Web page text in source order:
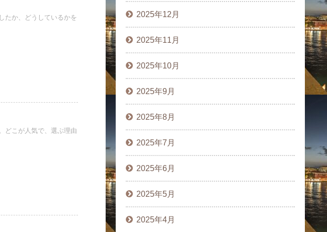
たか、どうしているかを
どこが人気で、選ぶ理由
2025年12月
2025年11月
2025年10月
2025年9月
2025年8月
2025年7月
2025年6月
2025年5月
2025年4月